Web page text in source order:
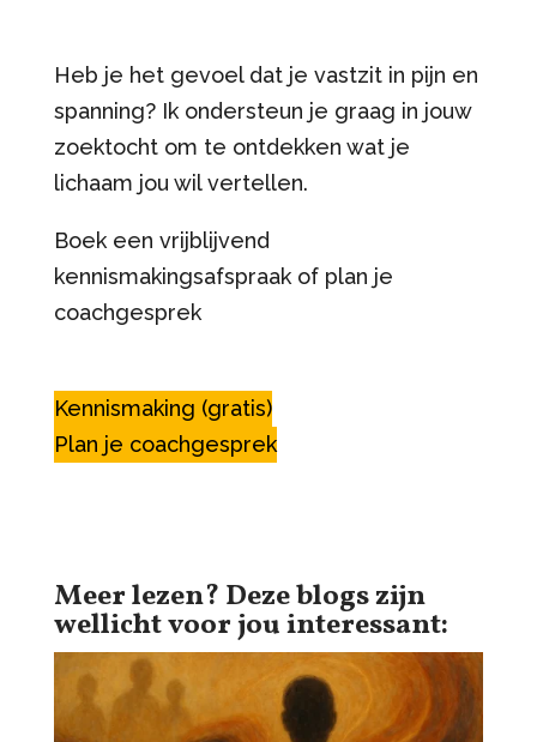
Heb je het gevoel dat je vastzit in pijn en
spanning? Ik ondersteun je graag in jouw
zoektocht om te ontdekken wat je
lichaam jou wil vertellen.
Boek een vrijblijvend
kennismakingsafspraak of plan je
coachgesprek
Kennismaking (gratis)
Plan je coachgesprek
Meer lezen? Deze blogs zijn
wellicht voor jou interessant: